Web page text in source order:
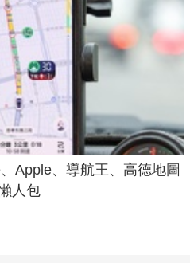
Apple、導航王、高德地圖
人包